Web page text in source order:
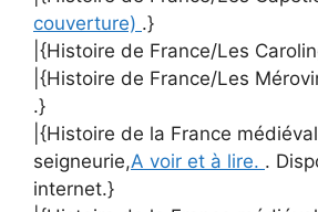
couverture) .}
|{Histoire de France/Les
|{Histoire de France/Les
.}
|{Histoire de la France
seigneurie,A voir et à lire. .
internet.}